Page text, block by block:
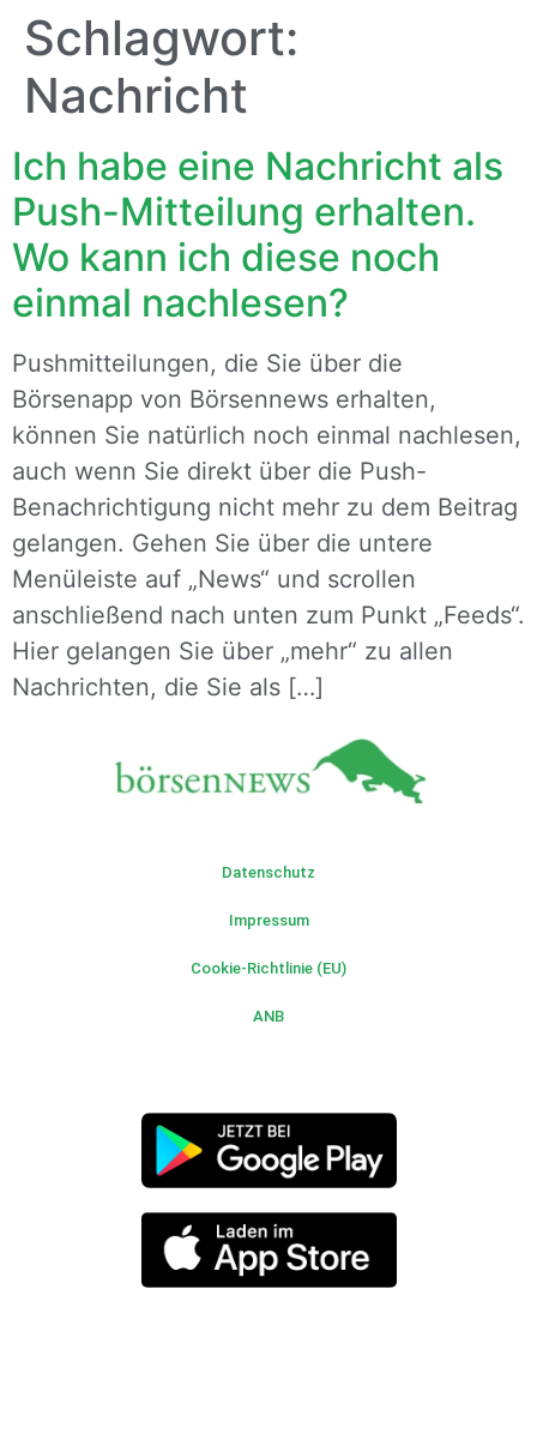
Schlagwort:
Nachricht
Ich habe eine Nachricht als
Push-Mitteilung erhalten.
Wo kann ich diese noch
einmal nachlesen?
Pushmitteilungen, die Sie über die
Börsenapp von Börsennews erhalten,
können Sie natürlich noch einmal nachlesen,
auch wenn Sie direkt über die Push-
Benachrichtigung nicht mehr zu dem Beitrag
gelangen. Gehen Sie über die untere
Menüleiste auf „News“ und scrollen
anschließend nach unten zum Punkt „Feeds“.
Hier gelangen Sie über „mehr“ zu allen
Nachrichten, die Sie als […]
Datenschutz
Impressum
Cookie-Richtlinie (EU)
ANB